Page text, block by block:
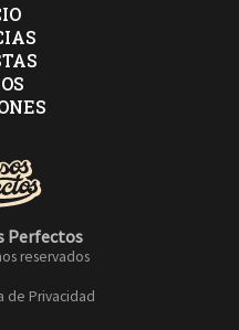
Perfectos
reservados
de Privacidad